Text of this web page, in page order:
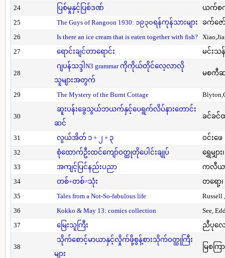
24
ပြစ်မှုနှင့်ပြစ်ဒဏ်
ယက်စကီ
25
The Guys of Rangoon 1930: ၁၉၃၀ရန်ကုန်သားများ
ခက်ဇေ
26
Is there an ice cream that is eaten together with fish?
27
ရောင်းချင်တာရောင်း မင်းသ
28
ဂျပန်သဒ္ဒါN3 grammar ကိုကိုယ်တိုင်လေ့လာလို
သူများအတွက်
မစကီ
29 The Mystery of the Burnt Cottage
30
ဆူးပန်းခွေသွယ်ဘယက်နှင့်ပေရွက်လိပ်နားတောင်း
ဆင်
ခင်ခင်
31 လွယ်အိတ် ၁ + ၂ + ၃
ဝင်းဖေ
32
စုံထောက်ဦးထင်ကျော်ဝတ္ထုတိုပေါင်းချုပ်
ရွှေမျှား
33
အကျင့်ပြင်နည်းပညာ
ကလီယာ
34
တစ်+တစ်=သုံး
တရော့၊
35
Tales from a Not-So-fabulous life
Russell
36
Kokko & May 13: comics collection
See,
37
မြေးသူကြီး ညီပုလေ
38
သိုက်စောင့်မာယာနှင့်လှိုက်ဖို့စွန့်စားသိုက်ဝတ္ထုကြီး
များ
မြစကြာ